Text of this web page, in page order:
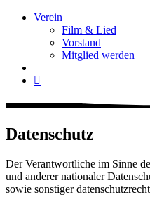
Verein
Film & Lied
Vorstand
Mitglied werden
Datenschutz
Der Verantwortliche im Sinne
und anderer nationaler
sowie sonstiger